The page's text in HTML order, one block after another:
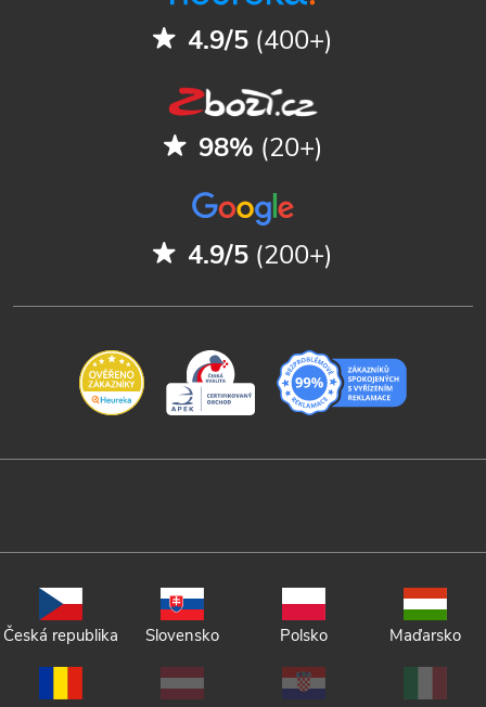
4.9/5 (400+)
98% (20+)
4.9/5 (200+)
Česká republika Slovensko Polsko Maďarsko